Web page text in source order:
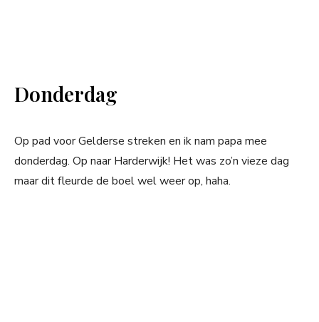
Donderdag
Op pad voor Gelderse streken en ik nam papa mee
donderdag. Op naar Harderwijk! Het was zo’n vieze dag
maar dit fleurde de boel wel weer op, haha.